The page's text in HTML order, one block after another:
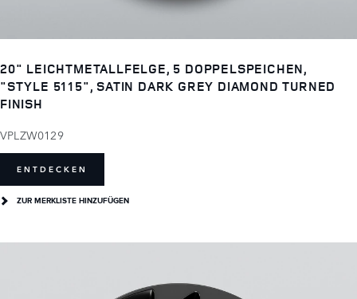
20" LEICHTMETALLFELGE, 5 DOPPELSPEICHEN,
"STYLE 5115", SATIN DARK GREY DIAMOND TURNED
FINISH
VPLZW0129
ENTDECKEN
ZUR MERKLISTE HINZUFÜGEN